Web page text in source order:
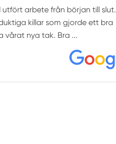
utfört arbete från början till slut.
killar som gjorde ett bra
vårat nya tak. Bra ...